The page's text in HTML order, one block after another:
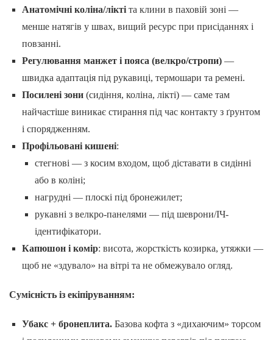
Анатомічні коліна/ліктіта клини в паховій зоні —
менше натягів у швах, вищий ресурс при присіданнях і
повзанні.
Регулювання манжет і пояса (велкро/стропи)—
швидка адаптація під рукавиці, термошари та ремені.
Посилені зони(сидіння, коліна, лікті) — саме там
найчастіше виникає стирання під час контакту з ґрунтом
і спорядженням.
Профільовані кишені:
стегнові — з косим входом, щоб діставати в сидінні
або в коліні;
нагрудні — плоскі під бронежилет;
рукавні з велкро-панелями — під шеврони/ІЧ-
ідентифікатори.
Капюшон і комір: висота, жорсткість козирка, утяжки —
щоб не «здувало» на вітрі та не обмежувало огляд.
Сумісність із екіпіруванням:
Убакс + бронеплита.Базова кофта з «дихаючим» торсом